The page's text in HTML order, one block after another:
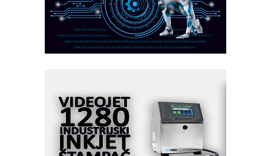
Razvoj asortimanskog pravca MINI-
PLC AKYTEC
AUKOM: Svetski standard metrologije
dostupan u Srbiji
I.SAFE MOBILE revolucioniše
industrijsku automatizaciju
pionirskimmobile operator PANEL-OM
Fleksibilno stezanje i brzo
podešavanje u proizvodnji prototipova